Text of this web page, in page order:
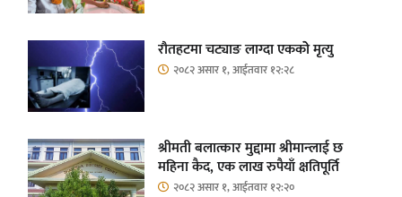
रौतहटमा चट्याङ लाग्दा एककोे मृत्यु
२०८२ असार १, आईतवार १२:२८
श्रीमती बलात्कार मुद्दामा श्रीमान्लाई छ
महिना कैद, एक लाख रुपैयाँ क्षतिपूर्ति
२०८२ असार १, आईतवार १२:२०